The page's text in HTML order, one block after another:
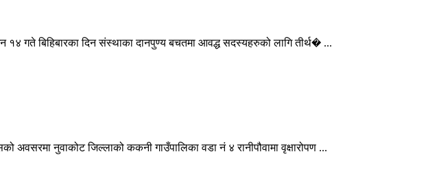
गते बिहिबारका दिन संस्थाका दानपुण्य बचतमा आवद्ध सदस्यहरुको लागि तीर्थ� ...
नुवाकोट जिल्लाको ककनी गाउँपालिका वडा नं ४ रानीपौवामा वृक्षारोपण ...